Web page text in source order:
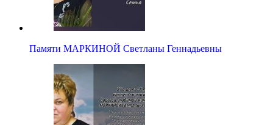
Памяти МАРКИНОЙ Светланы Геннадьевны